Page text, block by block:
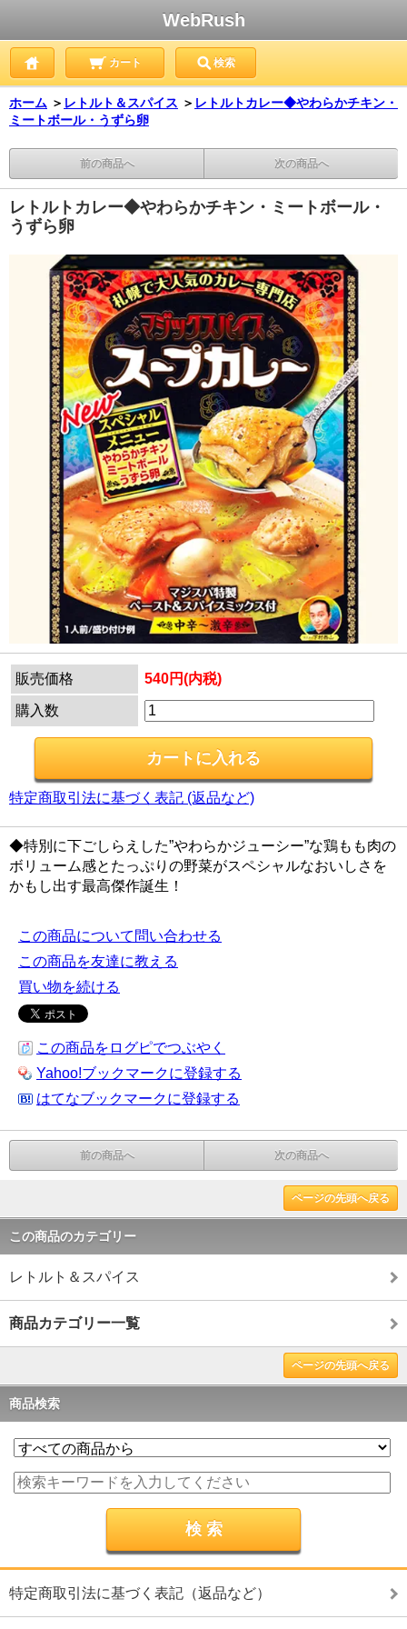
WebRush
カート 検索
ホーム ＞ レトルト＆スパイス ＞ レトルトカレー◆やわらかチキン・
ミートボール・うずら卵
前の商品へ 次の商品へ
レトルトカレー◆やわらかチキン・ミートボール・
うずら卵
販売価格 540円(内税)
購入数
特定商取引法に基づく表記 (返品など)
◆特別に下ごしらえした”やわらかジューシー”な鶏もも肉の
ボリューム感とたっぷりの野菜がスペシャルなおいしさを
かもし出す最高傑作誕生！
この商品について問い合わせる
この商品を友達に教える
買い物を続ける
この商品をログピでつぶやく
Yahoo!ブックマークに登録する
はてなブックマークに登録する
前の商品へ 次の商品へ
ページの先頭へ戻る
この商品のカテゴリー
レトルト＆スパイス
商品カテゴリー一覧
ページの先頭へ戻る
商品検索
特定商取引法に基づく表記（返品など）